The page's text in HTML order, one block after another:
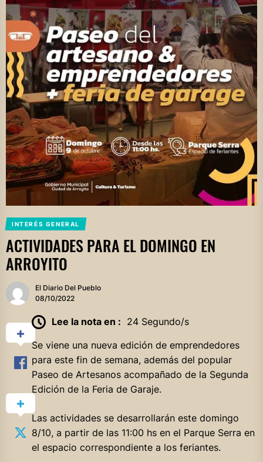
INTERÉS GENERAL
ACTIVIDADES PARA EL DOMINGO EN
ARROYITO
El Diario Del Pueblo
08/10/2022
Lee la nota en : 24 Segundo/s
Se viene una nueva edición de emprendedores
para este fin de semana, además del popular
Paseo de Artesanos acompañado de la Segunda
Edición de la Feria de Garaje.
Las actividades se desarrollarán este domingo
8/10, a partir de las 11:00 hs en el Parque Serra en
el espacio correspondiente a los feriantes.